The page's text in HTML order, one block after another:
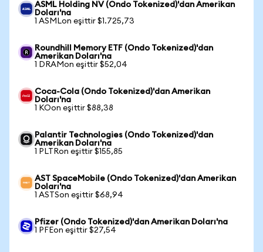
ASML Holding NV (Ondo Tokenized)'dan Amerikan
Doları'na
1 ASMLon eşittir $1.725,73
Roundhill Memory ETF (Ondo Tokenized)'dan
Amerikan Doları'na
1 DRAMon eşittir $52,04
Coca-Cola (Ondo Tokenized)'dan Amerikan
Doları'na
1 KOon eşittir $88,38
Palantir Technologies (Ondo Tokenized)'dan
Amerikan Doları'na
1 PLTRon eşittir $155,85
AST SpaceMobile (Ondo Tokenized)'dan Amerikan
Doları'na
1 ASTSon eşittir $68,94
Pfizer (Ondo Tokenized)'dan Amerikan Doları'na
1 PFEon eşittir $27,54